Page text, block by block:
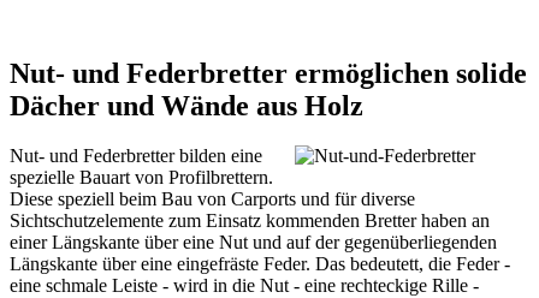
Nut- und Federbretter ermöglichen solide
Dächer und Wände aus Holz
Nut- und Federbretter bilden eine
spezielle Bauart von Profilbrettern.
Diese speziell beim Bau von Carports und für diverse
Sichtschutzelemente zum Einsatz kommenden Bretter haben an
einer Längskante über eine Nut und auf der gegenüberliegenden
Längskante über eine eingefräste Feder. Das bedeutett, die Feder -
eine schmale Leiste - wird in die Nut - eine rechteckige Rille -